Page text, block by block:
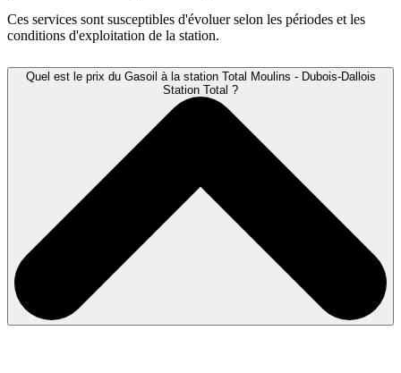
Ces services sont susceptibles d'évoluer selon les périodes et les
conditions d'exploitation de la station.
Quel est le prix du Gasoil à la station Total Moulins - Dubois-Dallois
Station Total ?